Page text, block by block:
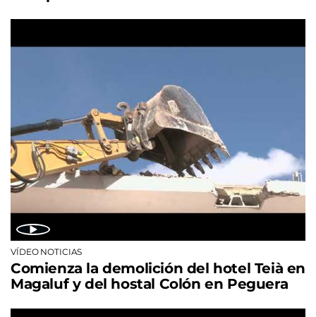
VÍDEO NOTICIAS
Comienza la demolición del hotel Teià en
Magaluf y del hostal Colón en Peguera